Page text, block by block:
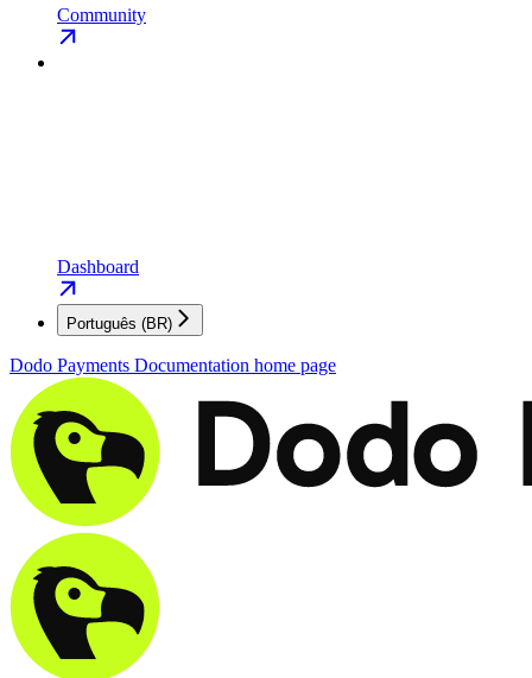
Community
Dashboard
Português (BR)
Dodo Payments Documentation home page